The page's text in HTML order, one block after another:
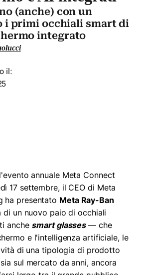
(anche) con un
i primi occhiali smart di
integrato
il:
annuale Meta Connect
17 settembre, il CEO di Meta
ha presentato Meta Ray-Ban
di un nuovo paio di occhiali
anche smart glasses— che
e l'intelligenza artificiale, le
di una tipologia di prodotto
sul mercato da anni, ancora